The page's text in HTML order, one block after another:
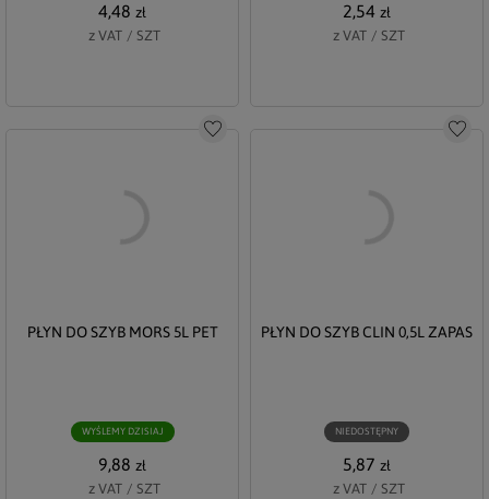
4,48 zł
z VAT / SZT
2,54 zł
z VAT / SZT
Do schowka
PŁYN DO SZYB MORS 5L PET
WYŚLEMY DZISIAJ
9,88 zł
z VAT / SZT
Do
PŁYN DO SZYB CLIN 0,5L ZAPAS
NIEDOSTĘPNY
5,87 zł
z VAT / SZT